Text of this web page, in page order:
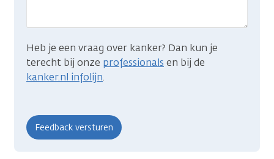
Heb je een vraag over kanker? Dan kun je
terecht bij onze professionals en bij de
kanker.nl infolijn.